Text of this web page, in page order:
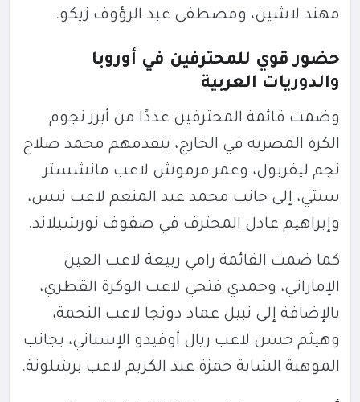
مهند لاشين، ومصطفى عبد الرؤوف زيكو.
حضور قوي للمحترفين في أوروبا
والدوريات العربية
وضمت قائمة المحترفين عددًا من أبرز نجوم
الكرة المصرية في الخارج، يتقدمهم محمد صلاح
نجم ليفربول، وعمر مرموش لاعب مانشستر
سيتي، إلى جانب محمد عبد المنعم لاعب نيس،
وإبراهيم عادل المحترف في صفوف نورشيلاند.
كما ضمت القائمة رامي ربيعة لاعب العين
الإماراتي، وحمدي فتحي لاعب الوكرة القطري،
بالإضافة إلى نبيل عماد دونجا لاعب النجمة،
وهيثم حسن لاعب ريال أوفيدو الإسباني، بجانب
الموهبة الشابة حمزة عبد الكريم لاعب برشلونة.